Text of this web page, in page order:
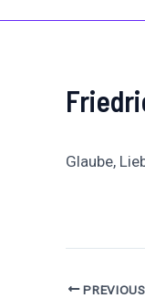
Glaube,
PREVIOUS